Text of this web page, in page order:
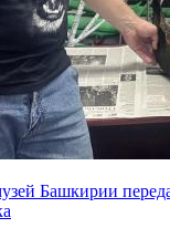
Башкирии